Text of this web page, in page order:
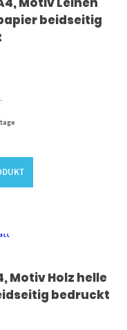
beidseitig
Motiv Holz helle
bedruckt